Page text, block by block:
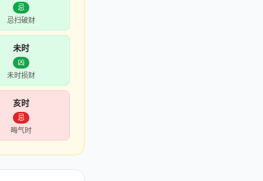
忌
忌扫破财
未时
凶
未时损财
亥时
忌
晦气时